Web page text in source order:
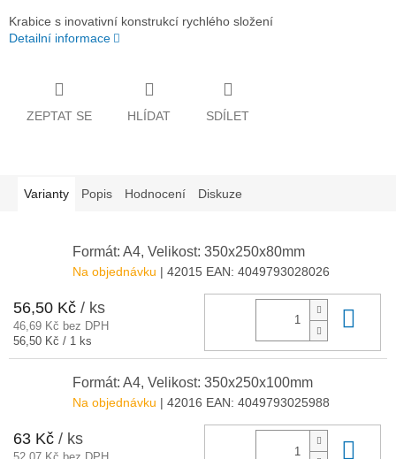
Krabice s inovativní konstrukcí rychlého složení
Detailní informace
ZEPTAT SE HLÍDAT SDÍLET
Varianty Popis Hodnocení Diskuze
Formát: A4, Velikost: 350x250x80mm
Na objednávku | 42015 EAN: 4049793028026
56,50 Kč / ks
46,69 Kč bez DPH
Měrná
56,50 Kč / 1 ks
Formát: A4, Velikost: 350x250x100mm
Na objednávku | 42016 EAN: 4049793025988
63 Kč / ks